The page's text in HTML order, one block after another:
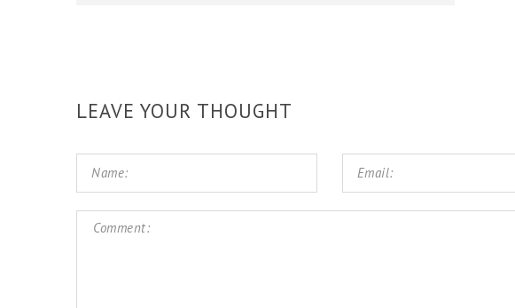
LEAVE YOUR THOUGHT